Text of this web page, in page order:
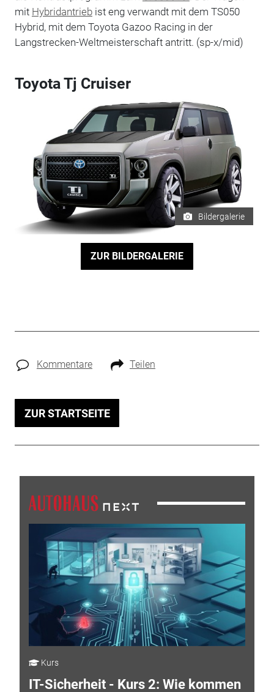
mit Hybridantriebist eng verwandt mit dem TS050
Hybrid, mit dem Toyota Gazoo Racing in der
Langstrecken-Weltmeisterschaft antritt. (sp-x/mid)
Toyota Tj Cruiser
Bildergalerie
ZUR BILDERGALERIE
Kommentare Teilen
ZUR STARTSEITE
Kurs
IT-Sicherheit - Kurs 2: Wie kommen